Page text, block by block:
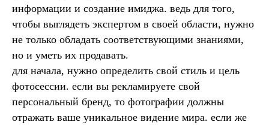
информации и создание имиджа. ведь для того,
чтобы выглядеть экспертом в своей области, нужно
не только обладать соответствующими знаниями,
но и уметь их продавать.
для начала, нужно определить свой стиль и цель
фотосессии. если вы рекламируете свой
персональный бренд, то фотографии должны
отражать ваше уникальное видение мира. если же